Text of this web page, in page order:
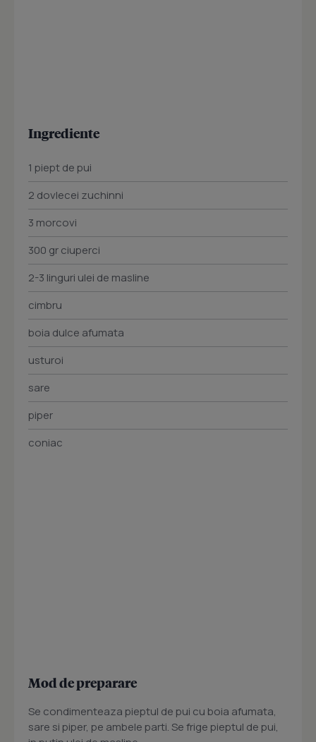
Ingrediente
1 piept de pui
2 dovlecei zuchinni
3 morcovi
300 gr ciuperci
2-3 linguri ulei de masline
cimbru
boia dulce afumata
usturoi
sare
piper
coniac
Mod de preparare
Se condimenteaza pieptul de pui cu boia afumata,
sare si piper, pe ambele parti. Se frige pieptul de pui,